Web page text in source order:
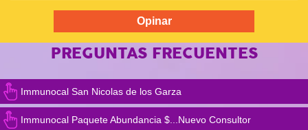
PREGUNTAS FRECUENTES
Immunocal San Nicolas de los Garza
Immunocal Paquete Abundancia $...Nuevo Consultor